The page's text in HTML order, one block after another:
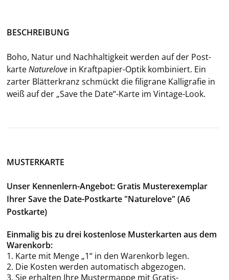
BE­SCHREI­BUNG
Boho, Natur und Nach­hal­tig­keit wer­den auf der Post­
kar­teNa­tu­re­love in Kraftpapier-​Optik kom­bi­niert. Ein
zar­ter Blät­t­er­kranz schmückt die fi­li­gra­ne Kal­li­gra­fie in
weiß auf der „Save the Date“-​Karte im Vintage-​Look.
MUSTERKARTE
Unser Kennenlern-Angebot: Gratis Musterexemplar
Ihrer Save the Date-Postkarte "Naturelove" (A6
Postkarte)
Einmalig bis zu drei kostenlose Musterkarten aus dem
Warenkorb:
1. Karte mit Menge „1“ in den Warenkorb legen.
2. Die Kosten werden automatisch abgezogen.
3. Sie erhalten Ihre Mustermappe mit Gratis-